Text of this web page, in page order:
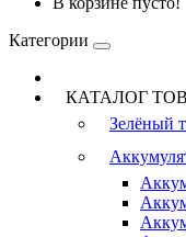
Категории
КАТАЛОГ
Зелёный